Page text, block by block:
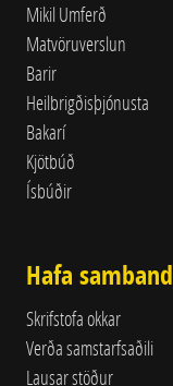
Mikil Umferð
Matvöruverslun
Barir
Heilbrigðisþjónusta
Bakarí
Kjötbúð
Ísbúðir
Hafa samband
Skrifstofa okkar
Verða samstarfsaðili
Lausar stöður